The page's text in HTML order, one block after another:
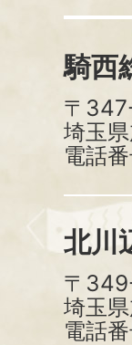
騎西
〒
埼玉
電話
北川
〒
埼玉
電話